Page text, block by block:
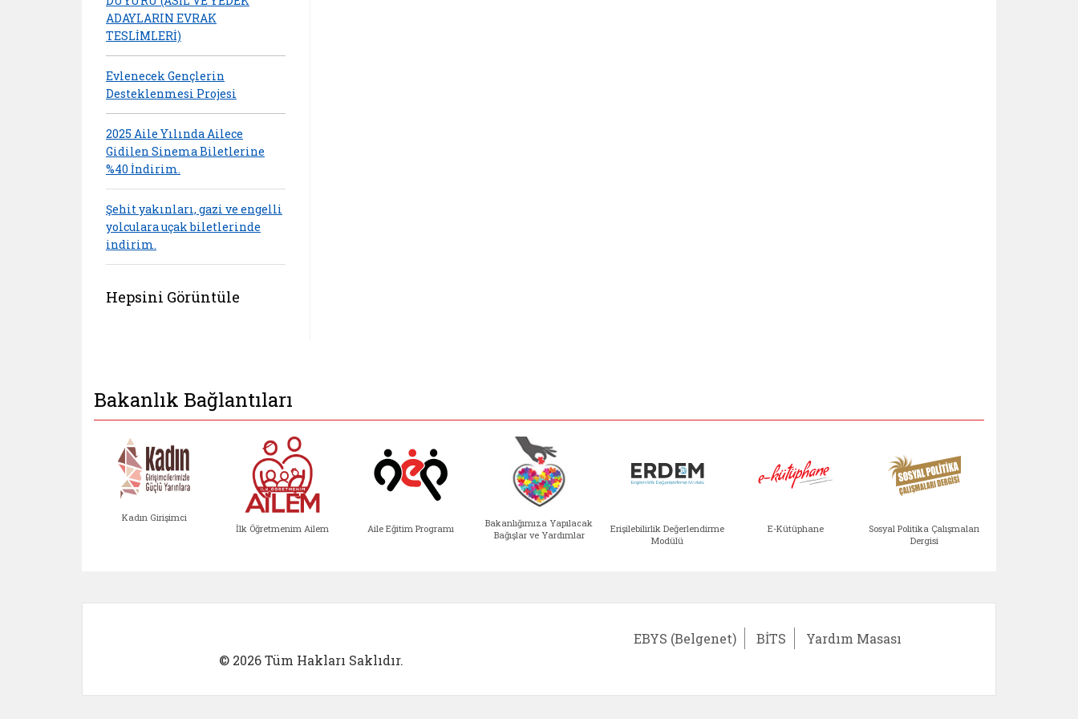
ADAYLARIN EVRAK
TESLİMLERİ)
Evlenecek Gençlerin
Desteklenmesi Projesi
2025 Aile Yılında Ailece
Gidilen Sinema Biletlerine
%40 İndirim.
Şehit yakınları, gazi ve engelli
yolculara uçak biletlerinde
indirim.
Hepsini Görüntüle
Bakanlık Bağlantıları
Kadın Girişimci
İlk Öğretmenim Ailem Aile Eğitim Programı
Bakanlığımıza Yapılacak
Bağışlar ve Yardımlar
Erişilebilirlik Değerlendirme
Modülü
E-Kütüphane
Sosyal Politika Çalışmaları
Dergisi
© 2026 Tüm Hakları Saklıdır.
EBYS (Belgenet) BİTS Yardım Masası